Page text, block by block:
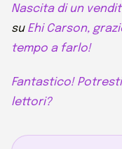
Nascita di un
su Ehi Carson,
tempo a farlo!
Fantastico!
lettori?